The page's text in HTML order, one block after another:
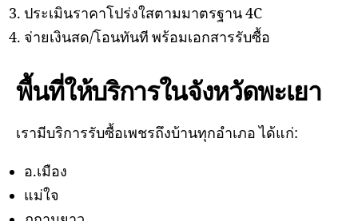
ประเมินราคาโปร่งใสตามมาตรฐาน 4C
จ่ายเงินสด/โอนทันที พร้อมเอกสารรับซื้อ
พื้นที่ให้บริการในจังหวัดพะเยา
เรามีบริการรับซื้อเพชรถึงบ้านทุกอำเภอ ได้แก่:
อ.เมือง
แม่ใจ